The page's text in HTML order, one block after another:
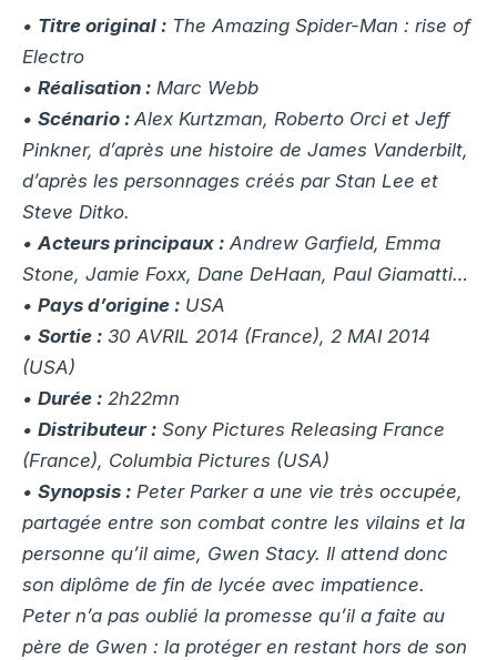
• Titre original : The Amazing Spider-Man : rise of
Electro
• Réalisation : Marc Webb
• Scénario :Alex Kurtzman, Roberto Orci et Jeff
Pinkner, d’après une histoire de James Vanderbilt,
d’après les personnages créés par Stan Lee et
Steve Ditko.
•Acteurs principaux : Andrew Garfield, Emma
Stone, Jamie Foxx, Dane DeHaan, Paul Giamatti…
• Pays d’origine : USA
• Sortie : 30 AVRIL 2014 (France), 2 MAI 2014
(USA)
• Durée : 2h22mn
• Distributeur : Sony Pictures Releasing France
(France), Columbia Pictures (USA)
• Synopsis : Peter Parker a une vie très occupée,
partagée entre son combat contre les vilains et la
personne qu’il aime, Gwen Stacy. Il attend donc
son diplôme de fin de lycée avec impatience.
Peter n’a pas oublié la promesse qu’il a faite au
père de Gwen : la protéger en restant hors de son